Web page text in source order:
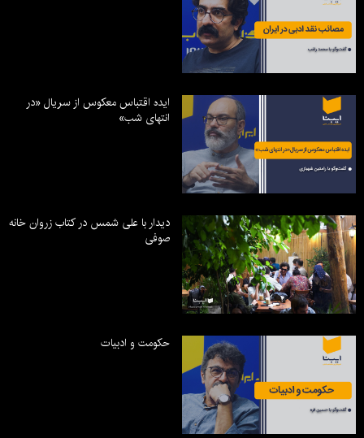
ایده اقتباس معکوس از سریال «در
انتهای شب»
دیدار با علی شمس در کتاب زروان خانه
صوفی
حکومت و ادبیات